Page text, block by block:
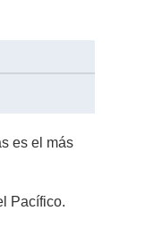
es el más
Pacífico.